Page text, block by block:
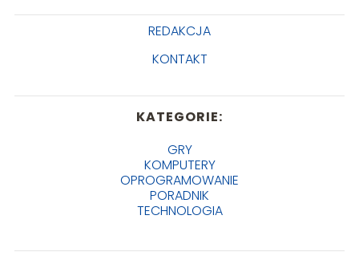
REDAKCJA
KONTAKT
KATEGORIE:
GRY
KOMPUTERY
OPROGRAMOWANIE
PORADNIK
TECHNOLOGIA